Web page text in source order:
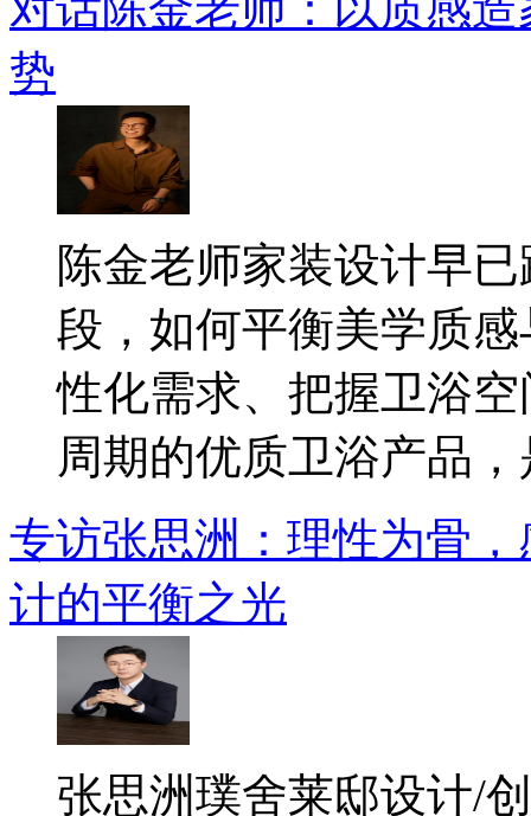
势
陈金老师家装设计早
段，如何平衡美学质
性化需求、把握卫浴
周期的优质卫浴产品，
专访张思洲：理性为骨
计的平衡之光
张思洲璞舍莱邸设计/